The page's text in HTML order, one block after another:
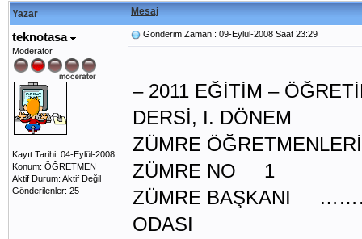
Yazar Mesaj
teknotasa
Moderatör
Kayıt Tarihi: 04-Eylül-2008
Konum: ÖĞRETMEN
Aktif Durum: Aktif Değil
Gönderilenler: 25
Gönderim Zamanı: 09-Eylül-2008 Saat 23:29
– 2011 EĞİTİM –
DERSİ, I. DÖNEM
ZÜMRE
ZÜMRE NO 1
ZÜMRE BAŞKANI
ODASI